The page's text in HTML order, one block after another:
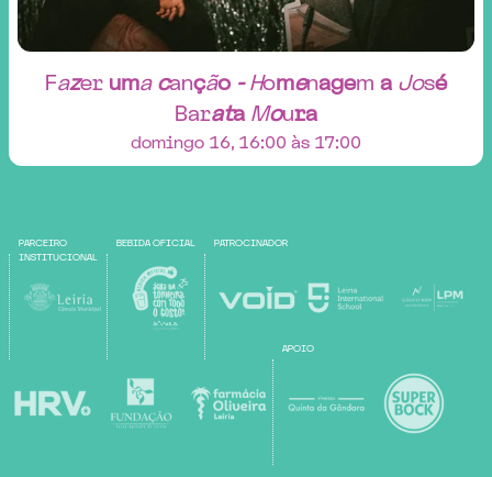
Fazer uma canção - Homenagem a José
Barata Moura
domingo 16, 16:00 às 17:00
PARCEIRO
INSTITUCIONAL
BEBIDA OFICIAL PATROCINADOR
APOIO